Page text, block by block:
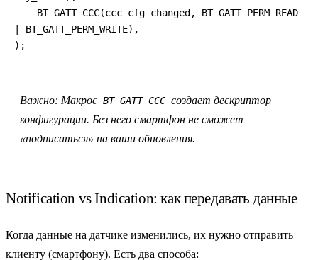
| BT_GATT_PERM_WRITE),
);
Важно: Макрос BT_GATT_CCC создает дескриптор
конфигурации. Без него смартфон не сможет
«подписаться» на ваши обновления.
Notification vs Indication: как передавать данные
Когда данные на датчике изменились, их нужно отправить
клиенту (смартфону). Есть два способа: